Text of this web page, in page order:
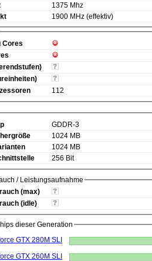
1375 Mhz
1900 MHz (effektiv)
Cores
112
GDDR-3
1024 MB
1024 MB
256 Bit
/ Leistungsaufnahme
(max)
(idle)
dieser Generation
GTX 280M SLI
GTX 260M SLI